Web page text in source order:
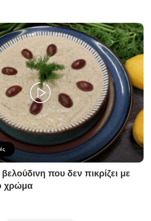
που δεν πικρίζει με
χρώμα